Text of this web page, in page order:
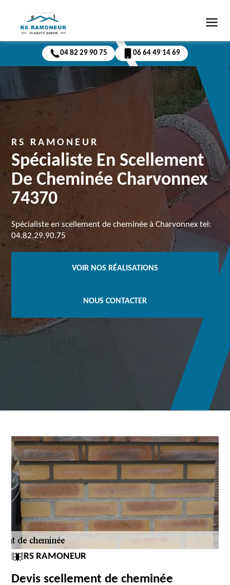
04 82 29 90 75 06 64 49 14 69
RS RAMONEUR
Spécialiste En Scellement
De Cheminée Charvonnex
74370
Spécialiste en scellement de cheminée à Charvonnex tel:
04.82.29.90.75
VOIR NOS RÉALISATIONS
NOUS CONTACTER
RS RAMONEUR
Devis scellement de cheminée